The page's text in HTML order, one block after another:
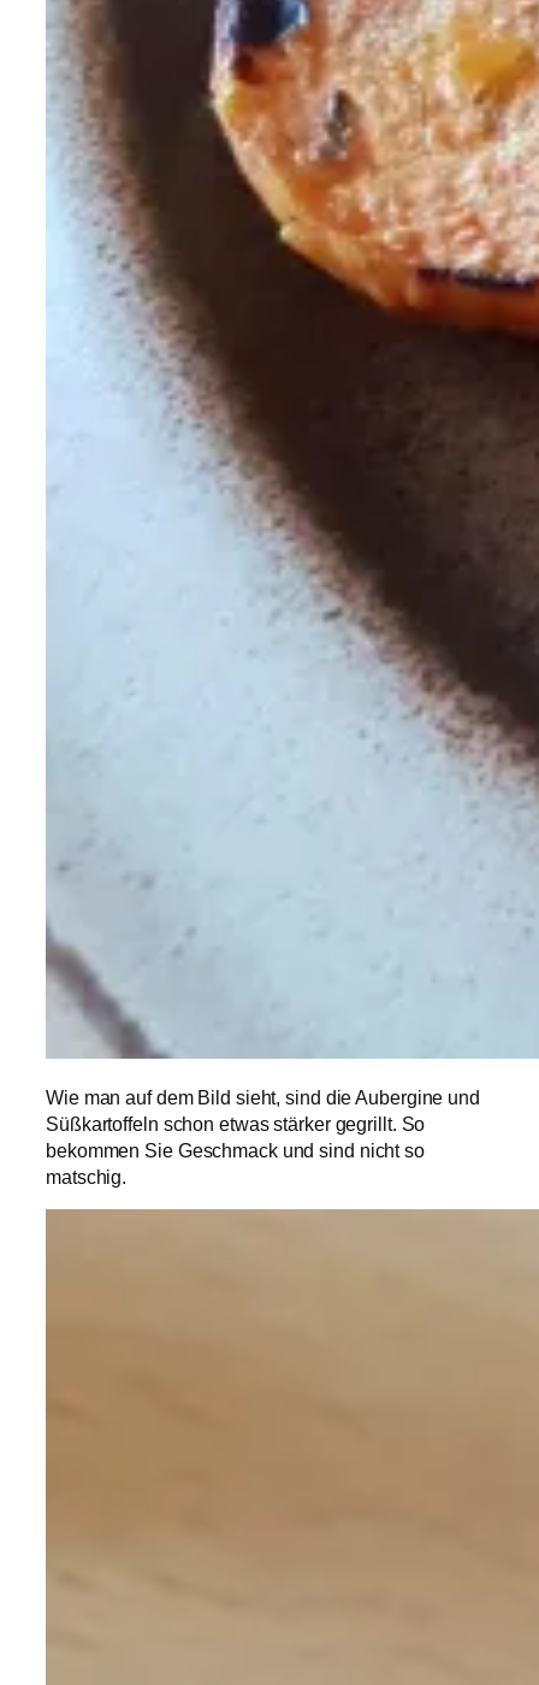
Wie man auf dem Bild sieht, sind die Aubergine und
Süßkartoffeln schon etwas stärker gegrillt. So
bekommen Sie Geschmack und sind nicht so
matschig.